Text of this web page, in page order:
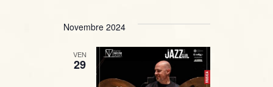
t
n
t
o
Novembre 2024
VEN
29